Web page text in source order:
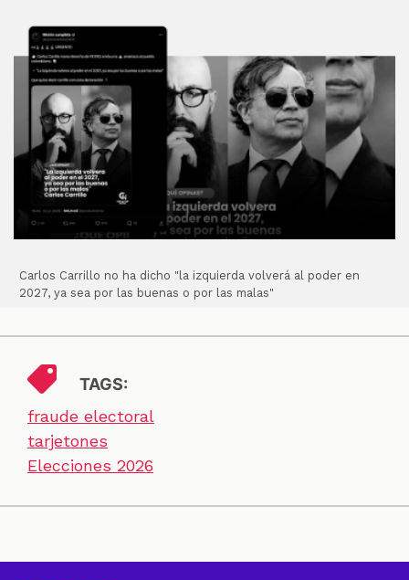
Carlos Carrillo no ha dicho "la izquierda volverá al poder en
2027, ya sea por las buenas o por las malas"
TAGS:
fraude electoral
tarjetones
Elecciones 2026